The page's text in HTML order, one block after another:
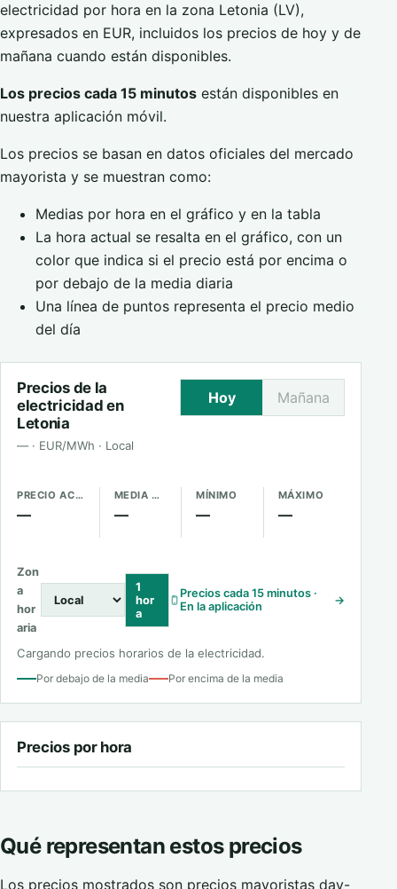
electricidad por hora en la zona Letonia (LV),
expresados en EUR, incluidos los precios de hoy y de
mañana cuando están disponibles.
Los precios cada 15 minutos están disponibles en
nuestra aplicación móvil.
Los precios se basan en datos oficiales del mercado
mayorista y se muestran como:
Medias por hora en el gráfico y en la tabla
La hora actual se resalta en el gráfico, con un
color que indica si el precio está por encima o
por debajo de la media diaria
Una línea de puntos representa el precio medio
del día
Precios de la
electricidad en
Letonia
— · EUR/MWh · Local
Hoy Mañana
PRECIO ACTUAL
—
MEDIA DEL DÍA
—
MÍNIMO
—
MÁXIMO
—
Zon
a
hor
aria
1
hor
a
Precios cada 15 minutos ·
En la aplicación
→
Cargando precios horarios de la electricidad.
Por debajo de la media Por encima de la media
Precios por hora
Qué representan estos precios
Los precios mostrados son precios mayoristas day-